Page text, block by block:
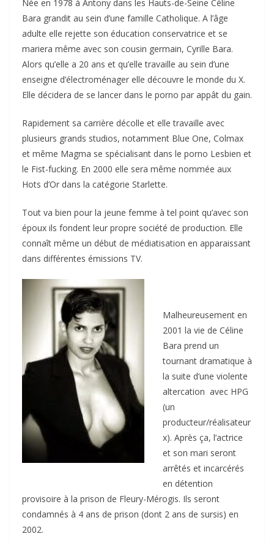
Née en 1978 à Antony dans les Hauts-de-Seine Céline
Bara grandit au sein d’une famille Catholique. A l’âge
adulte elle rejette son éducation conservatrice et se
mariera même avec son cousin germain, Cyrille Bara.
Alors qu’elle a 20 ans et qu’elle travaille au sein d’une
enseigne d’électroménager elle découvre le monde du X.
Elle décidera de se lancer dans le porno par appât du gain.
Rapidement sa carrière décolle et elle travaille avec
plusieurs grands studios, notamment Blue One, Colmax
et même Magma se spécialisant dans le porno Lesbien et
le Fist-fucking. En 2000 elle sera même nommée aux
Hots d’Or dans la catégorie Starlette.
Tout va bien pour la jeune femme à tel point qu’avec son
époux ils fondent leur propre société de production. Elle
connaît même un début de médiatisation en apparaissant
dans différentes émissions TV.
Malheureusement en
2001 la vie de Céline
Bara prend un
tournant dramatique à
la suite d’une violente
altercation avec HPG
(un
producteur/réalisateur
x). Après ça, l’actrice
et son mari seront
arrêtés et incarcérés
en détention
provisoire à la prison de Fleury-Mérogis. Ils seront
condamnés à 4 ans de prison (dont 2 ans de sursis) en
2002.